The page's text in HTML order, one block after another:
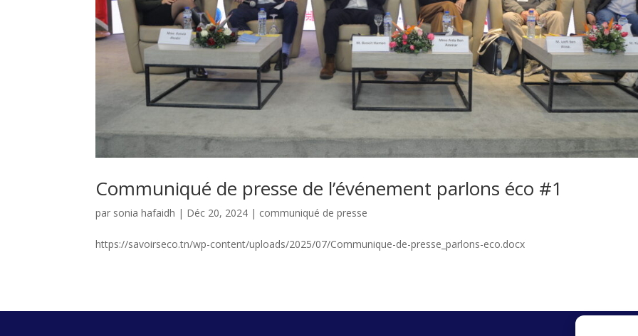
Communiqué de presse de l’événement parlons éco #1
par sonia hafaidh | Déc 20, 2024 | communiqué de presse
https://savoirseco.tn/wp-content/uploads/2025/07/Communique-de-presse_parlons-eco.docx